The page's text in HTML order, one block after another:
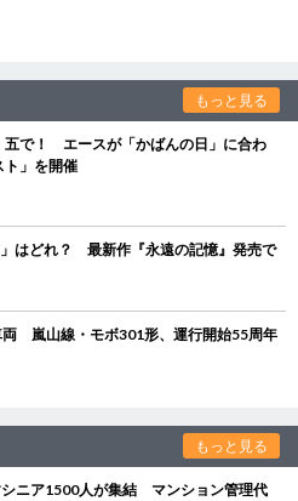
もっと見る
五で！ エースが「かばんの日」に合わ
ト」を開催
はどれ？ 最新作『永遠の記憶』発売で
両 嵐山線・モボ301形、運行開始55周年
もっと見る
シニア1500人が集結 マンション管理代